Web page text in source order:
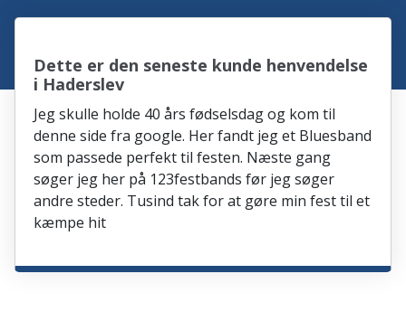
Dette er den seneste kunde henvendelse
i Haderslev
Jeg skulle holde 40 års fødselsdag og kom til
denne side fra google. Her fandt jeg et Bluesband
som passede perfekt til festen. Næste gang
søger jeg her på 123festbands før jeg søger
andre steder. Tusind tak for at gøre min fest til et
kæmpe hit